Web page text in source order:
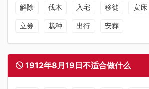
解除 伐木 入宅 移徙 安床
立券 栽种 出行 安葬
1912年8月19日不适合做什么